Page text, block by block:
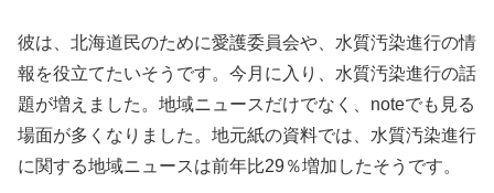
彼は、北海道民のために愛護委員会や、水質汚染進行の情
報を役立てたいそうです。今月に入り、水質汚染進行の話
題が増えました。地域ニュースだけでなく、noteでも見る
場面が多くなりました。地元紙の資料では、水質汚染進行
に関する地域ニュースは前年比29％増加したそうです。